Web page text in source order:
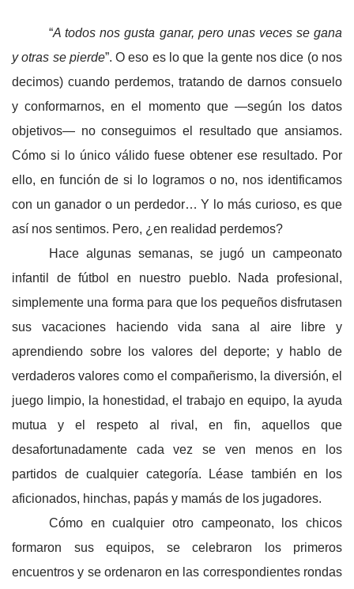
“A todos nos gusta ganar, pero unas veces se gana
y otras se pierde”. O eso es lo que la gente nos dice (o nos
decimos) cuando perdemos, tratando de darnos consuelo
y conformarnos, en el momento que —según los datos
objetivos— no conseguimos el resultado que ansiamos.
Cómo si lo único válido fuese obtener ese resultado. Por
ello, en función de si lo logramos o no, nos identificamos
con un ganador o un perdedor… Y lo más curioso, es que
así nos sentimos. Pero, ¿en realidad perdemos?
Hace algunas semanas, se jugó un campeonato
infantil de fútbol en nuestro pueblo. Nada profesional,
simplemente una forma para que los pequeños disfrutasen
sus vacaciones haciendo vida sana al aire libre y
aprendiendo sobre los valores del deporte; y hablo de
verdaderos valores como el compañerismo, la diversión, el
juego limpio, la honestidad, el trabajo en equipo, la ayuda
mutua y el respeto al rival, en fin, aquellos que
desafortunadamente cada vez se ven menos en los
partidos de cualquier categoría. Léase también en los
aficionados, hinchas, papás y mamás de los jugadores.
Cómo en cualquier otro campeonato, los chicos
formaron sus equipos, se celebraron los primeros
encuentros y se ordenaron en las correspondientes rondas
navigation